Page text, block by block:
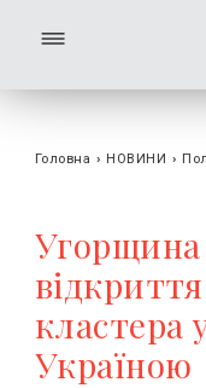
Головна › НОВИНИ ›
Угорщина
кластера
Україною